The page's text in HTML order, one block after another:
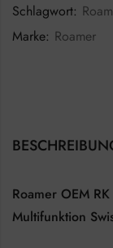
Schlagwort:
Marke: Roamer
Roamer OEM
Multifunktion